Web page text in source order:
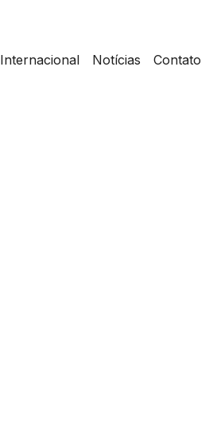
Internacional Notícias Contato